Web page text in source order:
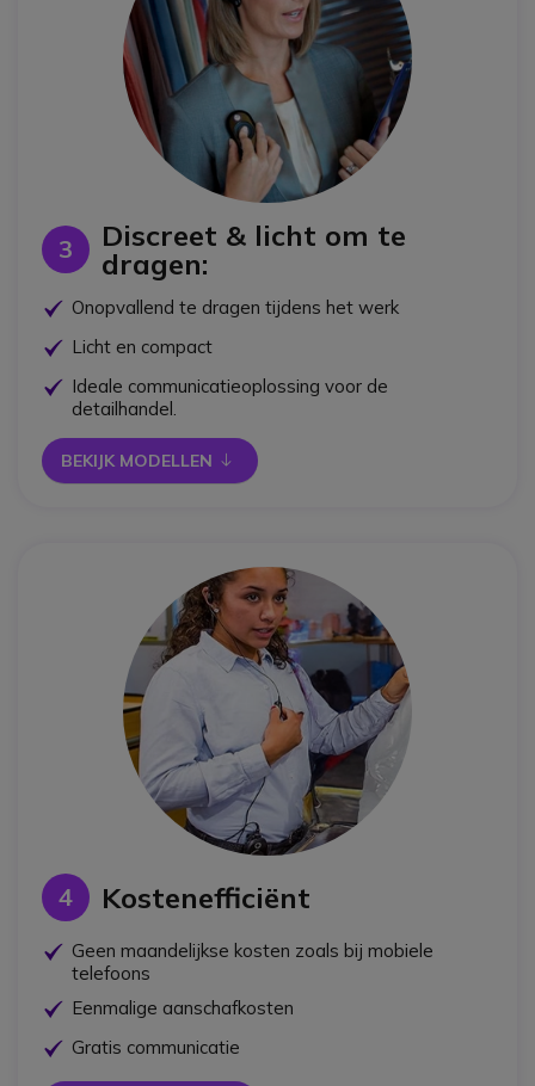
3
Discreet & licht om te
dragen:
OK
Onopvallend te dragen tijdens het werk
OK
Licht en compact
OK
Ideale communicatieoplossing voor de
detailhandel.
BEKIJK MODELLEN icon
4 Kostenefficiënt
OK
Geen maandelijkse kosten zoals bij mobiele
telefoons
OK
Eenmalige aanschafkosten
OK
Gratis communicatie